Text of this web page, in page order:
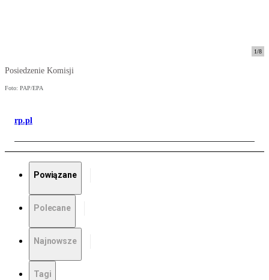
1/8
Posiedzenie Komisji
Foto: PAP/EPA
rp.pl
Powiązane
Polecane
Najnowsze
Tagi